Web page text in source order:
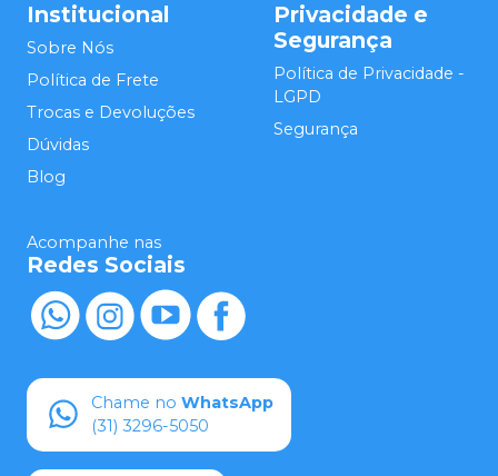
Institucional
Sobre Nós
Política de Frete
Trocas e Devoluções
Dúvidas
Blog
Privacidade e
Segurança
Política de Privacidade -
LGPD
Segurança
Acompanhe nas
Redes Sociais
Chame no WhatsApp
(31) 3296-5050